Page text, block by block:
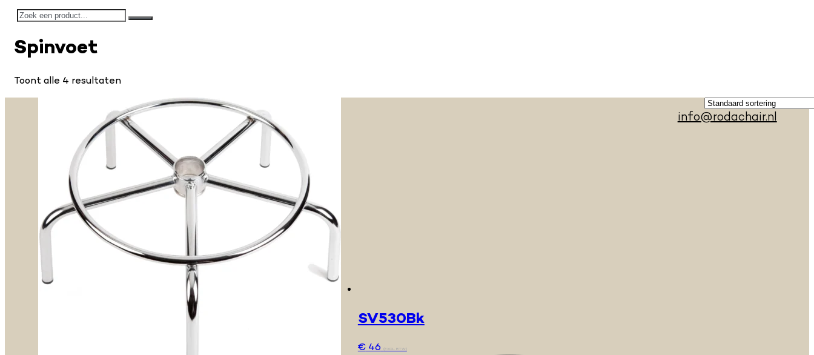
Zoeken
Spinvoet
Toont alle 4 resultaten
SV530Bk
€46 (EXCL. BTW)
info@rodachair.nl